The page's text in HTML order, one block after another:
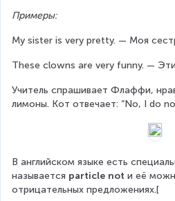
Примеры:
My sister is very pretty. — Моя
These clowns are very funny. —
Учитель спрашивает Флаффи,
лимоны. Кот отвечает: “No, I do
В английском языке есть
называется particle not и её
отрицательных предложениях.[